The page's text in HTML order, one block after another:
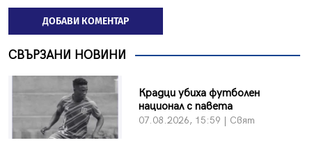
ДОБАВИ КОМЕНТАР
СВЪРЗАНИ НОВИНИ
Крадци убиха футболен
национал с павета
07.08.2026, 15:59 | Свят